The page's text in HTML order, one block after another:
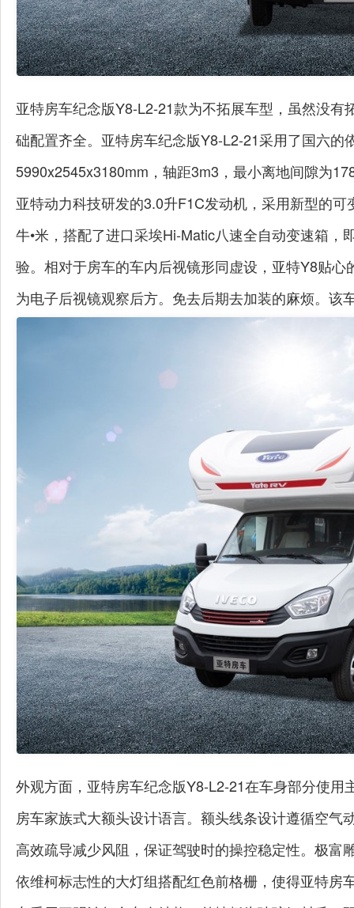
亚特房车纪念版Y8-L2-21款为不拓展车型，虽然没
础配置齐全。亚特房车纪念版Y8-L2-21采用了国六的
5990x2545x3180mm，轴距3m3，最小离地间隙为
亚特动力科技研发的3.0升F1C发动机，采用新型的
牛•米，搭配了进口采埃Hi-Matic八速全自动变速箱
验。相对于房车的车内后视镜形同虚设，亚特Y8贴
为电子后视镜观察后方。免去后期去加装的麻烦。
外观方面，亚特房车纪念版Y8-L2-21在车身部分使
房车家族式大额头设计语言。额头线条设计遵循空
高效疏导减少风阻，保证驾驶时的操控稳定性。极
依维柯标志性的大灯组搭配红色前格栅，使得亚特